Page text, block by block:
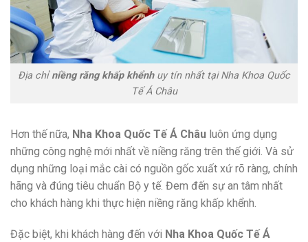
Địa chỉniềng răng khấp khểnhuy tín nhất tại Nha Khoa Quốc
Tế Á Châu
Hơn thế nữa, Nha Khoa Quốc Tế Á Châu luôn ứng dụng
những công nghệ mới nhất về niềng răng trên thế giới. Và sử
dụng những loại mắc cài có nguồn gốc xuất xứ rõ ràng, chính
hãng và đúng tiêu chuẩn Bộ y tế. Đem đến sự an tâm nhất
cho khách hàng khi thực hiện niềng răng khấp khểnh.
Đặc biệt, khi khách hàng đến với Nha Khoa Quốc Tế Á